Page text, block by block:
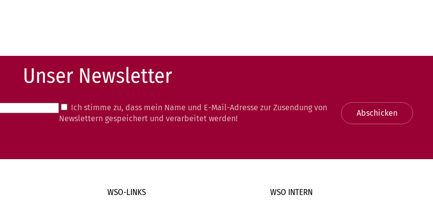
Unser Newsletter
Ich stimme zu, dass mein Name und E-Mail-Adresse zur Zusendung von
Newslettern gespeichert und verarbeitet werden!
Abschicken
WSO-LINKS WSO INTERN